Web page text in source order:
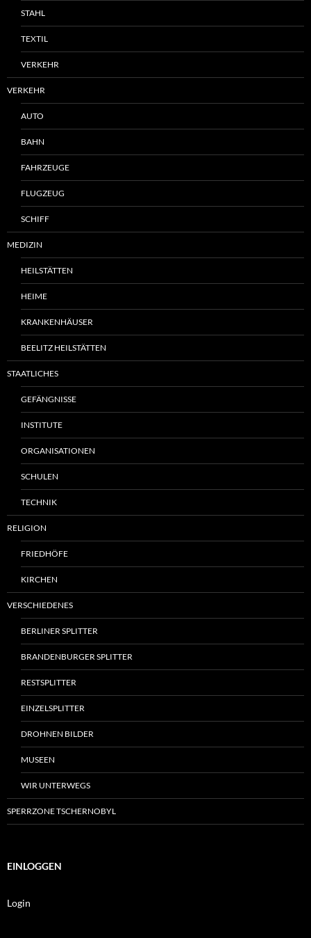
STAHL
TEXTIL
VERKEHR
VERKEHR
AUTO
BAHN
FAHRZEUGE
FLUGZEUG
SCHIFF
MEDIZIN
HEILSTÄTTEN
HEIME
KRANKENHÄUSER
BEELITZ HEILSTÄTTEN
STAATLICHES
GEFÄNGNISSE
INSTITUTE
ORGANISATIONEN
SCHULEN
TECHNIK
RELIGION
FRIEDHÖFE
KIRCHEN
VERSCHIEDENES
BERLINER SPLITTER
BRANDENBURGER SPLITTER
RESTSPLITTER
EINZELSPLITTER
DROHNEN BILDER
MUSEEN
WIR UNTERWEGS
SPERRZONE TSCHERNOBYL
EINLOGGEN
Login